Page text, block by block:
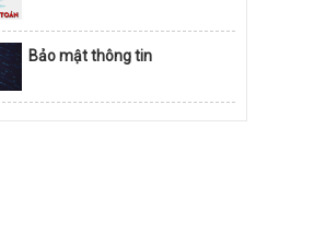
Bảo mật thông tin